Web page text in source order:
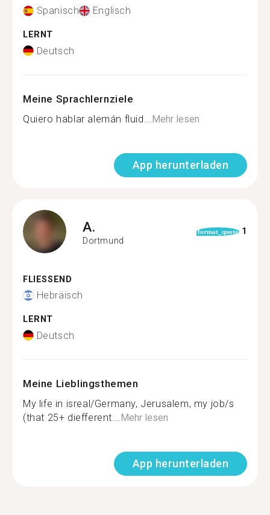
Spanisch Englisch
LERNT
Deutsch
Meine Sprachlernziele
Quiero hablar alemán fluid... Mehr lesen
App herunterladen
A.
Dortmund
format_quote 1
FLIESSEND
Hebräisch
LERNT
Deutsch
Meine Lieblingsthemen
My life in isreal/Germany, Jerusalem, my job/s
(that 25+ diefferent... Mehr lesen
App herunterladen